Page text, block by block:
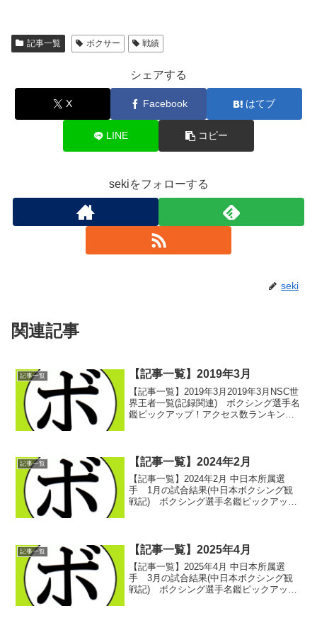
記事一覧 ボクサー 戦績
シェアする
X Facebook はてブ
LINE コピー
sekiをフォローする
seki
関連記事
記事一覧 【記事一覧】2019年3月
【記事一覧】2019年3月2019年3月NSC世
界王者一覧(記録関連) ボクシング選手名
鑑ピックアップ！アクセス数ランキング
記事一覧 【記事一覧】2024年2月
【記事一覧】2024年2月 中日本所属選
手 1月の試合結果(中日本ボクシング観
戦記) ボクシング選手名鑑ピックアッ
記事一覧 【記事一覧】2025年4月
【記事一覧】2025年4月 中日本所属選
手 3月の試合結果(中日本ボクシング観
戦記) ボクシング選手名鑑ピックアッ